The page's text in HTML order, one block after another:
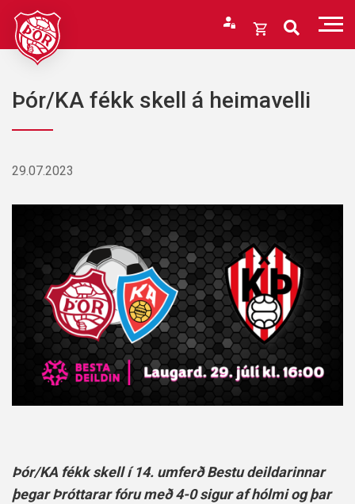
Fara
efni
Opna
Karfan þín
Þór/KA fékk skell á heimavelli
29.07.2023
Þór/KA fékk skell í 14. umferð Bestu deildarinnar
þegar Þróttarar fóru með 4-0 sigur af hólmi og þar